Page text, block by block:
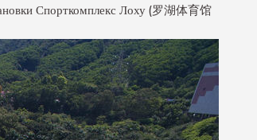
Спорткомплекс Лоху (罗湖体育馆